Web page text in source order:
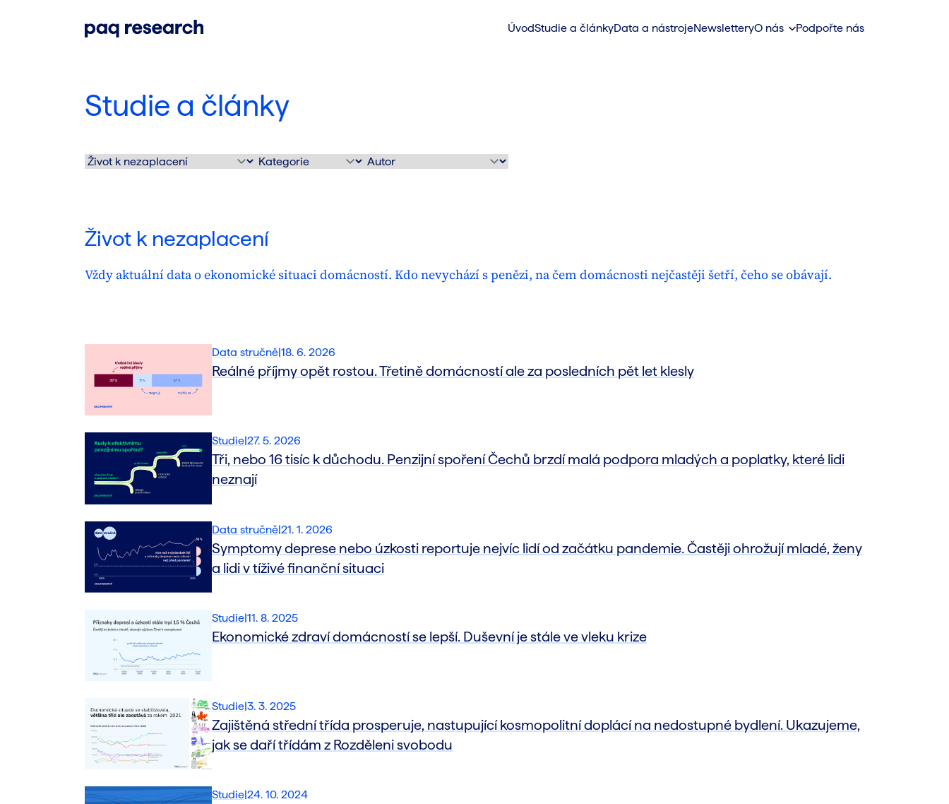
ÚvodStudie a článkyData a nástrojeNewsletteryO nás Podpořte nás
Studie a články
Život k nezaplacení
Vždy aktuální data o ekonomické situaci domácností. Kdo nevychází s penězi, na čem domácnosti nejčastěji šetří, čeho se obávají.
Data stručně|18. 6. 2026
Reálné příjmy opět rostou. Třetině domácností ale za posledních pět let klesly
Studie|27. 5. 2026
Tři, nebo 16 tisíc k důchodu. Penzijní spoření Čechů brzdí malá podpora mladých a poplatky, které lidi
neznají
Data stručně|21. 1. 2026
Symptomy deprese nebo úzkosti reportuje nejvíc lidí od začátku pandemie. Častěji ohrožují mladé, ženy
a lidi v tíživé finanční situaci
Studie|11. 8. 2025
Ekonomické zdraví domácností se lepší. Duševní je stále ve vleku krize
Studie|3. 3. 2025
Zajištěná střední třída prosperuje, nastupující kosmopolitní doplácí na nedostupné bydlení. Ukazujeme,
jak se daří třídám z Rozděleni svobodu
Studie|24. 10. 2024